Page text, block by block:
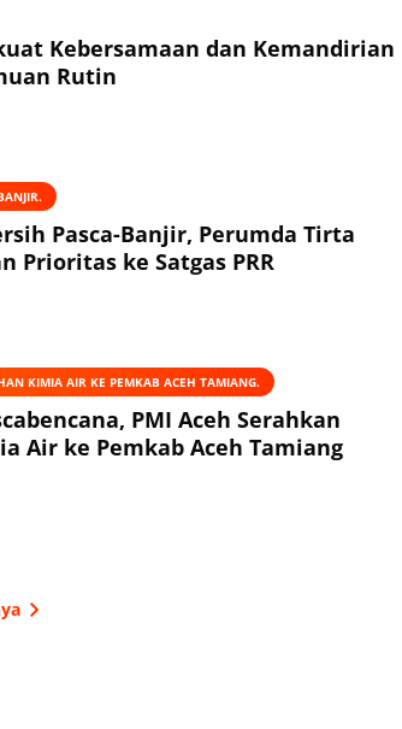
Kebersamaan dan Kemandirian
Rutin
Pasca-Banjir, Perumda Tirta
Prioritas ke Satgas PRR
KIMIA AIR KE PEMKAB ACEH TAMIANG.
PMI Aceh Serahkan
Air ke Pemkab Aceh Tamiang